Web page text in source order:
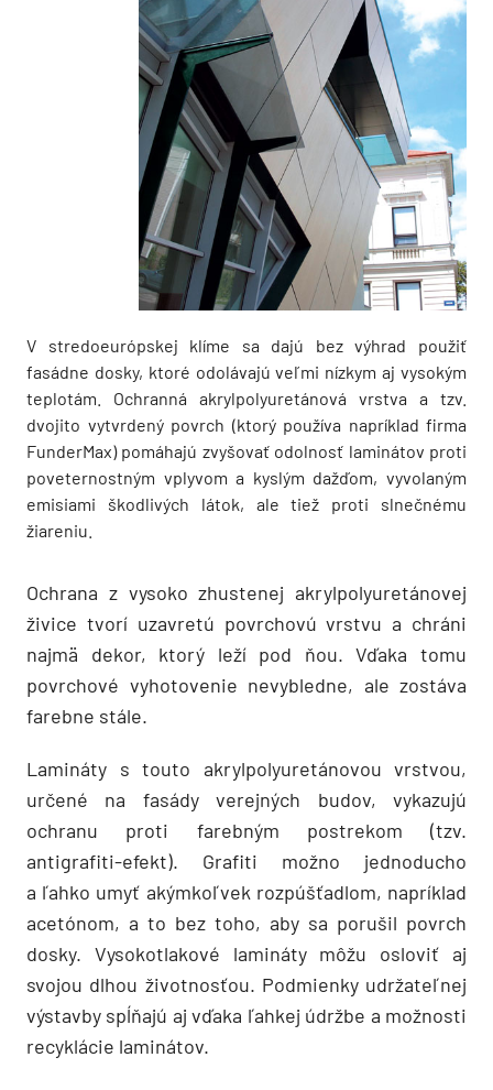
V stredoeurópskej klíme sa dajú bez výhrad použiť
fasádne dosky, ktoré odolávajú veľmi nízkym aj vysokým
teplotám. Ochranná akrylpolyuretánová vrstva a tzv.
dvojito vytvrdený povrch (ktorý používa napríklad firma
FunderMax) pomáhajú zvyšovať odolnosť laminátov proti
poveternostným vplyvom a kyslým dažďom, vyvolaným
emisiami škodlivých látok, ale tiež proti slnečnému
žiareniu.
Ochrana z vysoko zhustenej akrylpolyuretánovej
živice tvorí uzavretú povrchovú vrstvu a chráni
najmä dekor, ktorý leží pod ňou. Vďaka tomu
povrchové vyhotovenie nevybledne, ale zostáva
farebne stále.
Lamináty s touto akrylpolyuretánovou vrstvou,
určené na fasády verejných budov, vykazujú
ochranu proti farebným postrekom (tzv.
antigrafiti-efekt). Grafiti možno jednoducho
a ľahko umyť akýmkoľvek rozpúšťadlom, napríklad
acetónom, a to bez toho, aby sa porušil povrch
dosky. Vysokotlakové lamináty môžu osloviť aj
svojou dlhou životnosťou. Podmienky udržateľnej
výstavby spĺňajú aj vďaka ľahkej údržbe a možnosti
recyklácie laminátov.